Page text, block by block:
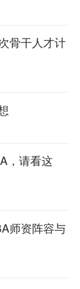
骨干人才计
，请看这
师资阵容与